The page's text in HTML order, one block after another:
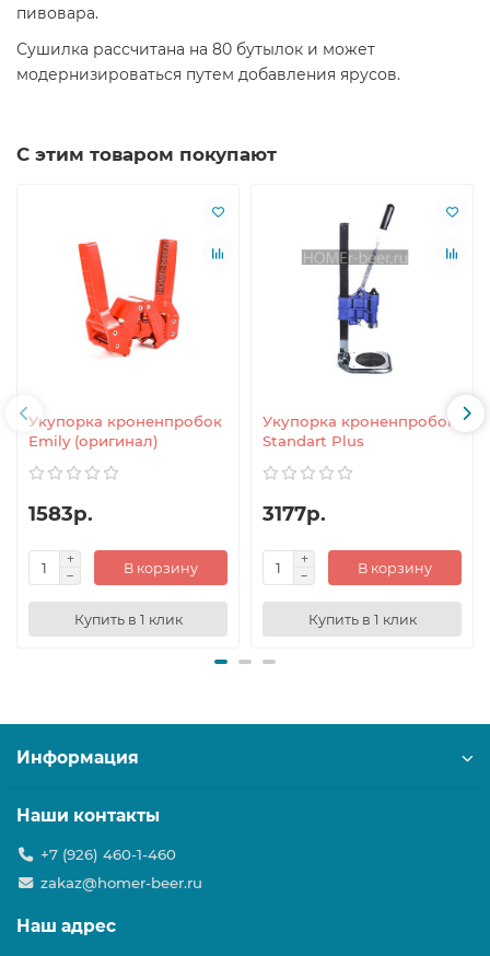
пивовара.
Сушилка рассчитана на 80 бутылок и может
модернизироваться путем добавления ярусов.
С этим товаром покупают
Укупорка кроненпробок
Emily (оригинал)
1583р.
В корзину
Купить в 1 клик
Укупорка кроненпробок
Standart Plus
3177р.
В корзину
Купить в 1 клик
Информация
Наши контакты
+7 (926) 460-1-460
zakaz@homer-beer.ru
Наш адрес